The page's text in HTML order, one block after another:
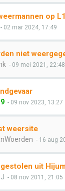
op
- 02 mar 2024, 17:49
niet
- 09 mei 2021, 22:48
- 09 nov 2023, 13:27
weersite
- 16 aug
gestolen uit
- 08 nov 2011, 21:05